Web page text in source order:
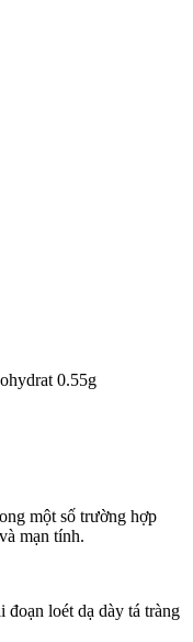
0.55g
một số trường hợp
mạn tính.
loét dạ dày tá tràng